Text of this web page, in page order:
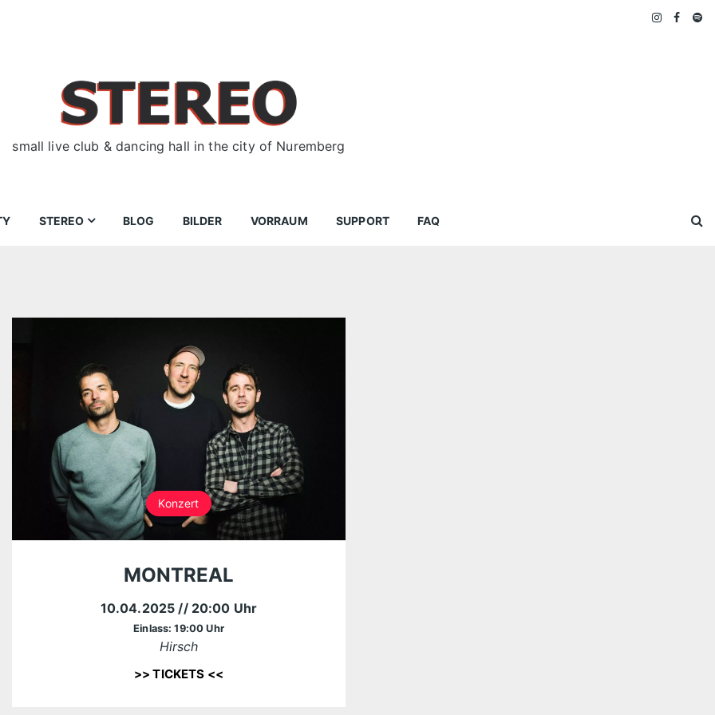
small live club & dancing hall in the city of Nuremberg
STEREO
Wegbeschreibung
BLOG BILDER VORRAUM SUPPORT FAQ
Konzert
MONTREAL
10.04.2025 // 20:00 Uhr
Einlass: 19:00 Uhr
Hirsch
>> TICKETS <<